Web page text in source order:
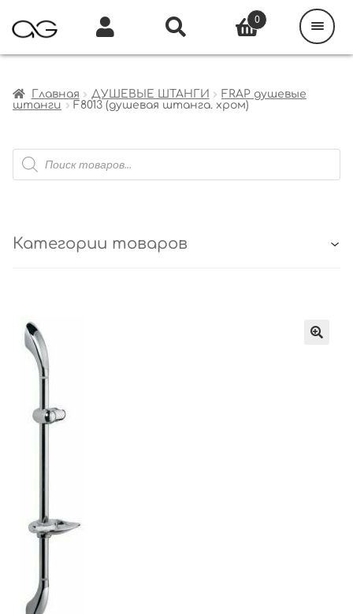
Главная ДУШЕВЫЕ ШТАНГИ
FRAP душевые
штанги
F8013 (душевая штанга. хром)
Поиск
товаров
Категории товаров
0